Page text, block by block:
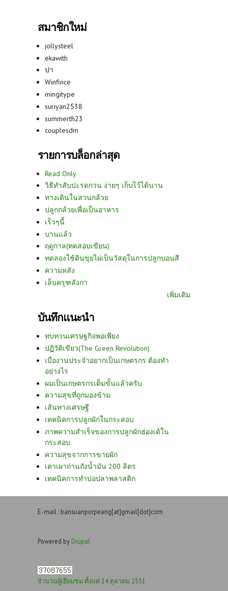
สมาชิกใหม่
jollysteel
ekawith
ปา
Winfince
mingitype
suriyan2538
summerth23
couplesdm
รายการบล็อกล่าสุด
Read Only
วิธีทำสับปะรดกวน ง่ายๆ เก็บไว้ได้นาน
ทางเดินในสวนกล้วย
ปลูกกล้วยเพื่อเป็นอาหาร
เร็วๆนี้
บานแล้ว
ฤดูกาล(ทดสอบเขียน)
ทดลองใช้ดินขุยไผ่เป็นวัสดุในการปลูกบอนสี
ความหลัง
เล็บครุฑลังกา
เพิ่มเติม
บันทึกแนะนำ
ทบทวนเศรษฐกิจพอเพียง
ปฏิวัติเขียว(The Green Revolution)
เบื่องานประจำอยากเป็นเกษตรกร ต้องทำ
อย่างไร
ผมเป็นเกษตรกรเต็มขั้นแล้วครับ
ความสุขที่ถูกมองข้าม
เส้นทางเศรษฐี
เทคนิคการปลูกผักในกระสอบ
ภาพความสำเร็จของการปลูกผักฮ่องเต้ใน
กระสอบ
ความสุขจากการขายผัก
เตาเผาถ่านถังน้ำมัน 200 ลิตร
เทคนิคการทำบ่อปลาพลาสติก
E-mail : bansuanporpeang[at]gmail[dot]com
Powered by Drupal
จำนวนผู้เยี่ยมชม ตั้งแต่ 14 ตุลาคม 2551